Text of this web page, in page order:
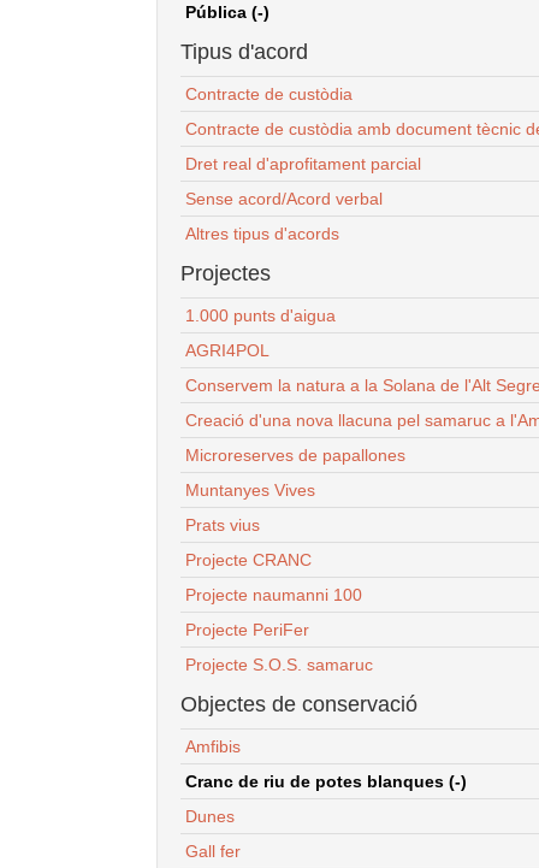
Pública (-)
Tipus d'acord
Contracte de custòdia
Contracte de custòdia amb document tècnic
Dret real d'aprofitament parcial
Sense acord/Acord verbal
Altres tipus d'acords
Projectes
1.000 punts d'aigua
AGRI4POL
Conservem la natura a la Solana de l'Alt
Creació d'una nova llacuna pel samaruc a
Microreserves de papallones
Muntanyes Vives
Prats vius
Projecte CRANC
Projecte naumanni 100
Projecte PeriFer
Projecte S.O.S. samaruc
Objectes de conservació
Amfibis
Cranc de riu de potes blanques (-)
Dunes
Gall fer